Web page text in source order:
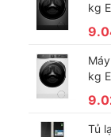
Công nghệ
Bộ lọc khử mùi
mùi và vi khuẩn
như giấm, hành
luôn sạch sẽ và
kg
kg
Tủ